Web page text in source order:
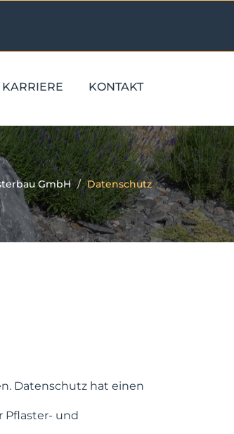
KARRIERE KONTAKT
GmbH Datenschutz
Datenschutz hat einen
Pflaster- und